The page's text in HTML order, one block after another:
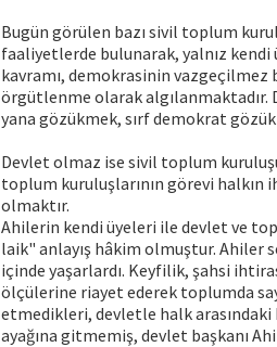
Bugün görülen bazı sivil toplum
faaliyetlerde bulunarak, yalnız
kavramı, demokrasinin
örgütlenme olarak algılanmaktadır.
yana gözükmek, sırf demokrat
Devlet olmaz ise sivil toplum
toplum kuruluşlarının görevi
olmaktır.
Ahilerin kendi üyeleri ile devlet ve
laik" anlayış hâkim olmuştur. Ahiler
içinde yaşarlardı. Keyfilik, şahsi
ölçülerine riayet ederek toplumda
etmedikleri, devletle halk arasındaki
ayağına gitmemiş, devlet başkanı